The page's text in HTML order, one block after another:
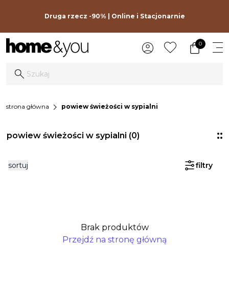
Druga rzecz -90% | Online i Stacjonarnie
0
strona główna chevron_right powiew świeżości w sypialni
powiew świeżości w sypialni (0)
sortuj filtry
Brak produktów
Przejdź na stronę główną